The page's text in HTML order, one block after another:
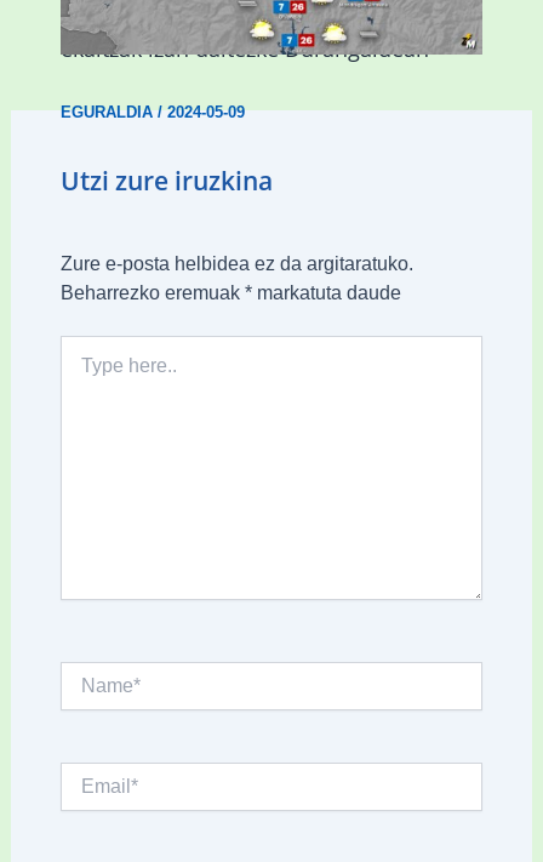
Asteburuan 25 gradu baino gehiago eta
ekaitzak izan daitezke Durangaldean
EGURALDIA/2024-05-09
Utzi zure iruzkina
Zure e-posta helbidea ez da argitaratuko.
Beharrezko eremuak *markatuta daude
here..
Name*